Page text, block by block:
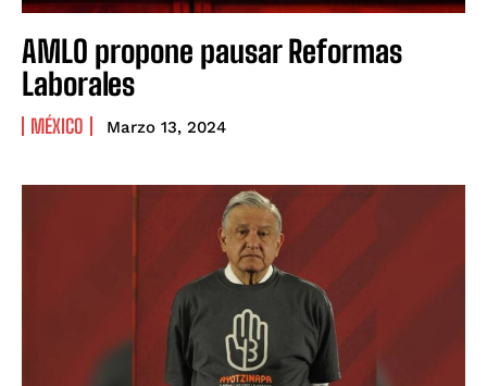
AMLO propone pausar Reformas
Laborales
MÉXICO Marzo 13, 2024